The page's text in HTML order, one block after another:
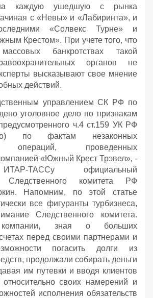
на каждую ушедшую с рынка
с «Невы» и «Лабиринта», и
«Солвекс Турне» и
Крестом». При учете того, что
банкротствах такой
органов не
высказывают свое мнение
действий.
управлением СК РФ по
уголовное дело по признакам
ч.4 ст.159 УК РФ
по фактам незаконных
операций, проведенных
«Южный Крест Трэвел», -
ТАССу официальный
Следственного комитета РФ
Напомним, по этой статье
все фигуранты турбизнеса,
Следственного комитета.
компании, зная о больших
перед своими партнерами и
погасить долги из
продолжали собирать деньги
им путевки и вводя клиентов
своих намерений и
исполнения обязательств